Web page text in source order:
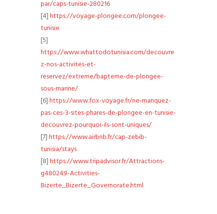
par/caps-tunisie-280216
[4]https://voyage-plongee.com/plongee-
tunisie
[5]
https://www.whattodotunisia.com/decouvre
z-nos-activites-et-
reservez/extreme/bapteme-de-plongee-
sous-marine/
[6]https://www.fox-voyage.fr/ne-manquez-
pas-ces-3-sites-phares-de-plongee-en-tunisie-
decouvrez-pourquoi-ils-sont-uniques/
[7]https://www.airbnb.fr/cap-zebib-
tunisia/stays
[8]https://www.tripadvisor.fr/Attractions-
g480249-Activities-
Bizerte_Bizerte_Governorate.html